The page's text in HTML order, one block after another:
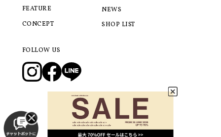
FEATURE
CONCEPT
NEWS
SHOP LIST
FOLLOW US